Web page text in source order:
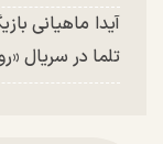
آیدا ماهیانی
تلما در سریال